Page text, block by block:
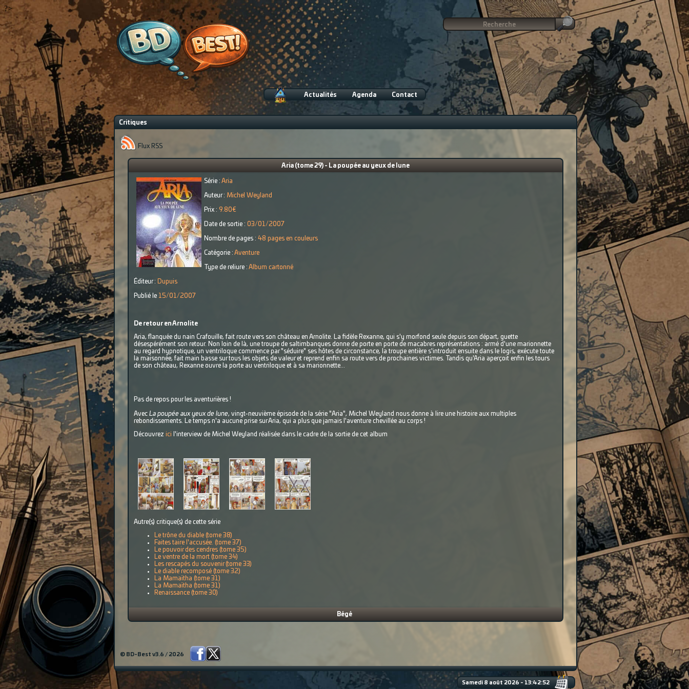
?>
Actualités Agenda Contact
Critiques
Flux RSS
Aria (tome 29) - La poupée au yeux de lune
Série : Aria
Auteur : Michel Weyland
Prix : 9.80€
Date de sortie : 03/01/2007
Nombre de pages : 48 pages en couleurs
Catégorie : Aventure
Type de reliure : Album cartonné
Éditeur : Dupuis
Publié le 15/01/2007
De retour en Arnolite
Aria, flanquée du nain Crafouille, fait route vers son château en Arnolite. La fidèle Rexanne, qui s'y morfond seule depuis son départ, guette
désespérément son retour. Non loin de là, une troupe de saltimbanques donne de porte en porte de macabres représentations : armé d'une marionnette
au regard hypnotique, un ventriloque commence par "séduire" ses hôtes de circonstance, la troupe entière s'introduit ensuite dans le logis, exécute toute
la maisonnée, fait main basse sur tous les objets de valeur et reprend enfin sa route vers de prochaines victimes. Tandis qu'Aria aperçoit enfin les tours
de son château, Rexanne ouvre la porte au ventriloque et à sa marionnette...
Pas de repos pour les aventurières !
Avec La poupée aux yeux de lune, vingt-neuvième épisode de la série "Aria", Michel Weyland nous donne à lire une histoire aux multiples
rebondissements. Le temps n'a aucune prise sur Aria, qui a plus que jamais l'aventure chevillée au corps !
Découvrez ici l'interview de Michel Weyland réalisée dans le cadre de la sortie de cet album
Autre(s) critique(s) de cette série
Le trône du diable (tome 38)
Faites taire l'accusée. (tome 37)
Le pouvoir des cendres (tome 35)
Le ventre de la mort (tome 34)
Les rescapés du souvenir (tome 33)
Le diable recomposé (tome 32)
La Mamaïtha (tome 31)
La Mamaïtha (tome 31)
Renaissance (tome 30)
Bégé
© BD-Best v3.6 / 2026
Samedi 8 août 2026 - 13:42:53